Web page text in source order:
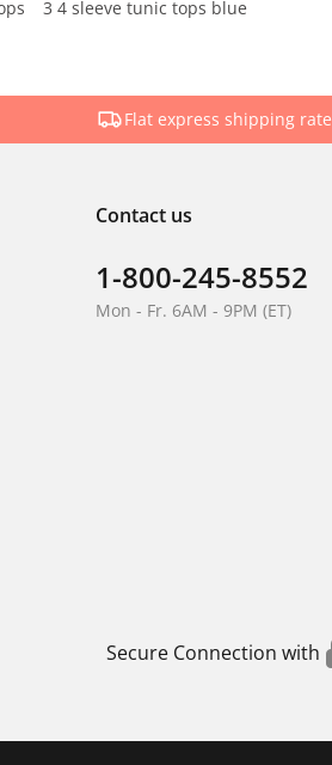
3 4 sleeve tunic tops blue
Flat express shipping rate
Contact us
1-800-245-8552
Mon - Fr. 6AM - 9PM (ET)
Secure Connection with